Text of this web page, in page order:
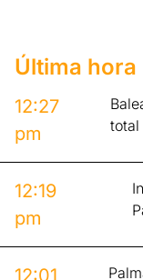
Última hora
12:27
pm
12:19
pm
12:01